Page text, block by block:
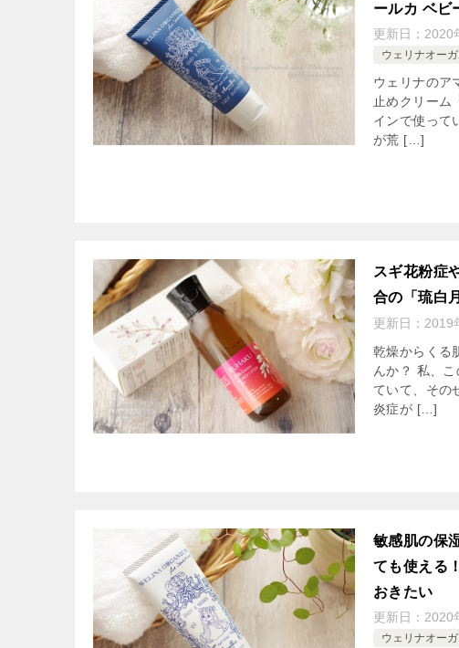
ールカ ベビ
更新日： 2020
ウェリナオー
ウェリナのア
止めクリーム
インで使って
が荒 […]
スギ花粉症
合の「琉白
更新日： 2019
乾燥からくる
んか？ 私、
ていて、その
炎症が […]
敏感肌の保
ても使える
おきたい
更新日： 2020
ウェリナオー